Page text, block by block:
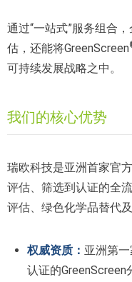
通过“一站式”服务组合
估，还能将GreenScreen
可持续发展战略之中。
我们的核心优势
瑞欧科技是亚洲首家官
评估、筛选到认证的全
评估、绿色化学品替代
权威资质： 亚洲第
认证的GreenScreen